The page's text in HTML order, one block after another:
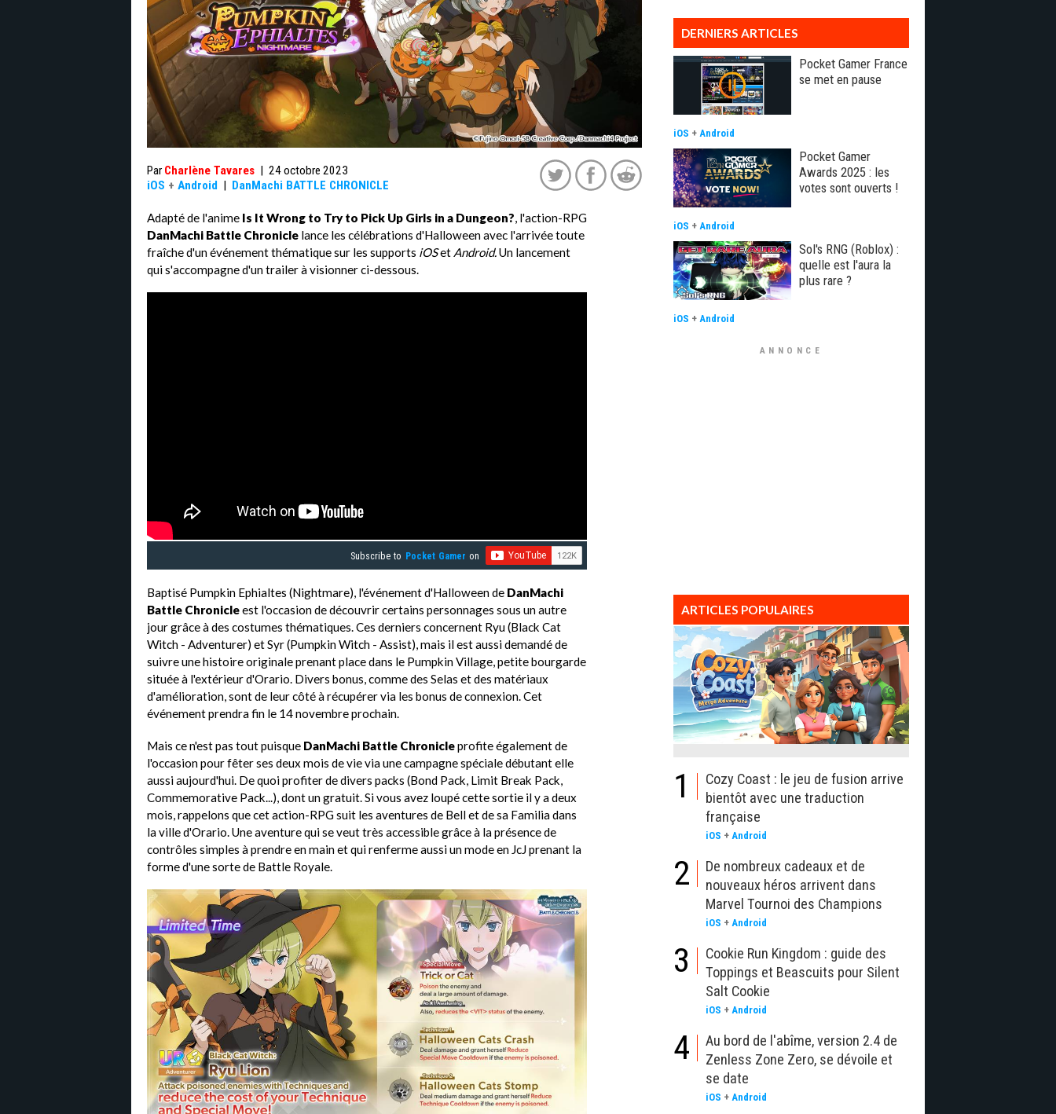
Par Charlène Tavares | 24 octobre 2023
iOS + Android | DanMachi BATTLE CHRONICLE
Adapté de l'anime Is It Wrong to Try to Pick Up Girls in a Dungeon?, l'action-RPG
DanMachi Battle Chronicle lance les célébrations d'Halloween avec l'arrivée toute
fraîche d'un événement thématique sur les supports iOSet Android.Un lancement
qui s'accompagne d'un trailer à visionner ci-dessous.
Subscribe to Pocket Gamer on
Baptisé Pumpkin Ephialtes (Nightmare), l'événement d'Halloween de DanMachi
Battle Chronicleest l'occasion de découvrir certains personnages sous un autre
jour grâce à des costumes thématiques. Ces derniers concernent Ryu (Black Cat
Witch - Adventurer) et Syr (Pumpkin Witch - Assist), mais il est aussi demandé de
suivre une histoire originale prenant place dans le Pumpkin Village, petite bourgarde
située à l'extérieur d'Orario. Divers bonus, comme des Selas et des matériaux
d'amélioration, sont de leur côté à récupérer via les bonus de connexion. Cet
événement prendra fin le 14 novembre prochain.
Mais ce n'est pas tout puisque DanMachi Battle Chronicleprofite également de
l'occasion pour fêter ses deux mois de vie via une campagne spéciale débutant elle
aussi aujourd'hui. De quoi profiter de divers packs (Bond Pack, Limit Break Pack,
Commemorative Pack...), dont un gratuit. Si vous avez loupé cette sortie il y a deux
mois, rappelons que cet action-RPG suit les aventures de Bell et de sa Familia dans
la ville d'Orario. Une aventure qui se veut très accessible grâce à la présence de
contrôles simples à prendre en main et qui renferme aussi un mode en JcJ prenant la
forme d'une sorte de Battle Royale.
DERNIERS ARTICLES
Pocket Gamer France
se met en pause
iOS + Android
Pocket Gamer
Awards 2025 : les
votes sont ouverts !
iOS + Android
Sol's RNG (Roblox) :
quelle est l'aura la
plus rare ?
iOS + Android
ANNONCE
ARTICLES POPULAIRES
1
Cozy Coast : le jeu de fusion arrive
bientôt avec une traduction
française
iOS + Android
2
De nombreux cadeaux et de
nouveaux héros arrivent dans
Marvel Tournoi des Champions
iOS + Android
3
Cookie Run Kingdom : guide des
Toppings et Beascuits pour Silent
Salt Cookie
iOS + Android
4
Au bord de l'abîme, version 2.4 de
Zenless Zone Zero, se dévoile et
se date
iOS + Android